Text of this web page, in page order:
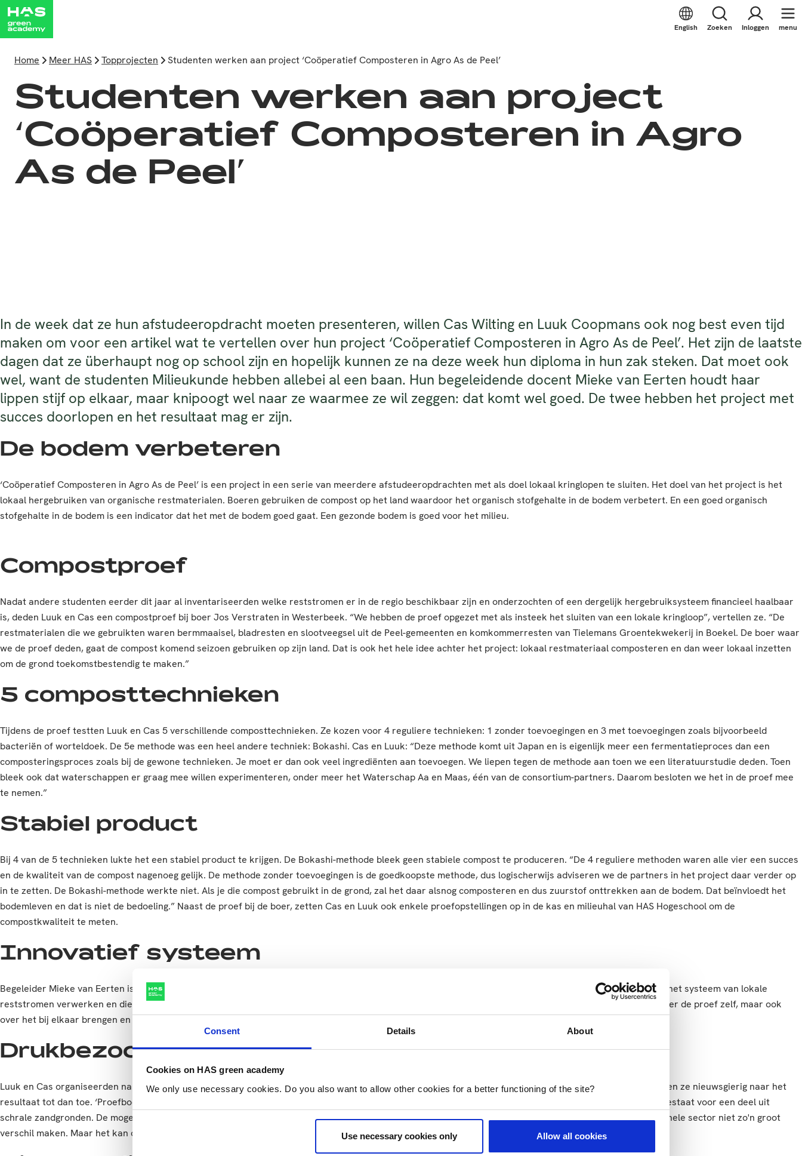
Consent Details About
Cookies on HAS green academy
We only use necessary cookies. Do you also want to allow other cookies for a better functioning of the site?
Use necessary cookies only Allow all cookies
English Zoeken Inloggen menu
Home Meer HAS Topprojecten Studenten werken aan project ‘Coöperatief Composteren in Agro As de Peel’
Studenten werken aan project
‘Coöperatief Composteren in Agro
As de Peel’
In de week dat ze hun afstudeeropdracht moeten presenteren, willen Cas Wilting en Luuk Coopmans ook nog best even tijd
maken om voor een artikel wat te vertellen over hun project ‘Coöperatief Composteren in Agro As de Peel’. Het zijn de laatste
dagen dat ze überhaupt nog op school zijn en hopelijk kunnen ze na deze week hun diploma in hun zak steken. Dat moet ook
wel, want de studenten Milieukunde hebben allebei al een baan. Hun begeleidende docent Mieke van Eerten houdt haar
lippen stijf op elkaar, maar knipoogt wel naar ze waarmee ze wil zeggen: dat komt wel goed. De twee hebben het project met
succes doorlopen en het resultaat mag er zijn.
De bodem verbeteren
‘Coöperatief Composteren in Agro As de Peel’ is een project in een serie van meerdere afstudeeropdrachten met als doel lokaal kringlopen te sluiten. Het doel van het project is het
lokaal hergebruiken van organische restmaterialen. Boeren gebruiken de compost op het land waardoor het organisch stofgehalte in de bodem verbetert. En een goed organisch
stofgehalte in de bodem is een indicator dat het met de bodem goed gaat. Een gezonde bodem is goed voor het milieu.
Compostproef
Nadat andere studenten eerder dit jaar al inventariseerden welke reststromen er in de regio beschikbaar zijn en onderzochten of een dergelijk hergebruiksysteem financieel haalbaar
is, deden Luuk en Cas een compostproef bij boer Jos Verstraten in Westerbeek. “We hebben de proef opgezet met als insteek het sluiten van een lokale kringloop”, vertellen ze. “De
restmaterialen die we gebruikten waren bermmaaisel, bladresten en slootveegsel uit de Peel-gemeenten en komkommerresten van Tielemans Groentekwekerij in Boekel. De boer waar
we de proef deden, gaat de compost komend seizoen gebruiken op zijn land. Dat is ook het hele idee achter het project: lokaal restmateriaal composteren en dan weer lokaal inzetten
om de grond toekomstbestendig te maken.”
5 composttechnieken
Tijdens de proef testten Luuk en Cas 5 verschillende composttechnieken. Ze kozen voor 4 reguliere technieken: 1 zonder toevoegingen en 3 met toevoegingen zoals bijvoorbeeld
bacteriën of worteldoek. De 5e methode was een heel andere techniek: Bokashi. Cas en Luuk: “Deze methode komt uit Japan en is eigenlijk meer een fermentatieproces dan een
composteringsproces zoals bij de gewone technieken. Je moet er dan ook veel ingrediënten aan toevoegen. We liepen tegen de methode aan toen we een literatuurstudie deden. Toen
bleek ook dat waterschappen er graag mee willen experimenteren, onder meer het Waterschap Aa en Maas, één van de consortium-partners. Daarom besloten we het in de proef mee
te nemen.”
Stabiel product
Bij 4 van de 5 technieken lukte het een stabiel product te krijgen. De Bokashi-methode bleek geen stabiele compost te produceren. “De 4 reguliere methoden waren alle vier een succes
en de kwaliteit van de compost nagenoeg gelijk. De methode zonder toevoegingen is de goedkoopste methode, dus logischerwijs adviseren we de partners in het project daar verder op
in te zetten. De Bokashi-methode werkte niet. Als je die compost gebruikt in de grond, zal het daar alsnog composteren en dus zuurstof onttrekken aan de bodem. Dat beïnvloedt het
bodemleven en dat is niet de bedoeling.” Naast de proef bij de boer, zetten Cas en Luuk ook enkele proefopstellingen op in de kas en milieuhal van HAS Hogeschool om de
compostkwaliteit te meten.
Innovatief systeem
Begeleider Mieke van Eerten is helemaal enthousiast over hoe de studenten het project aangepakt hebben. “Composteren op zich is niet innovatief, maar het systeem van lokale
reststromen verwerken en die weer lokaal gebruiken wel. Cas en Luuk hebben het project weer een stap verder geholpen. En dan heb ik het niet alleen over de proef zelf, maar ook
over het bij elkaar brengen en enthousiasmeren van de partners en andere belanghebbenden in de regio.”
Drukbezochte kijkmiddag
Luuk en Cas organiseerden namelijk halverwege hun proef een kijkmiddag, waar zo’n 40 partners en agrarische ondernemers op afkwamen. Allemaal waren ze nieuwsgierig naar het
resultaat tot dan toe. ‘Proefboer’ Jos Verstraten was positief over de proef, vertelde hij in Nieuwe Oogst naar aanleiding van de kijkmiddag. “Deze regio bestaat voor een deel uit
schrale zandgronden. De mogelijkheden om te bemesten worden beperkter. Het verzamelen en composteren van alle organische stromen gaat voor de gehele sector niet zo'n groot
verschil maken. Maar het kan op lokaal niveau wel een belangrijke bijdrage leveren om het milieu te verbeteren.”